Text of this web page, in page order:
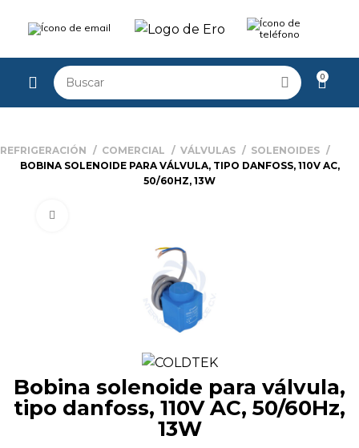
0
REFRIGERACIÓN COMERCIAL VÁLVULAS
SOLENOIDES
BOBINA SOLENOIDE PARA VÁLVULA, TIPO DANFOSS, 110V AC,
50/60HZ, 13W
Bobina solenoide para válvula,
tipo danfoss, 110V AC, 50/60Hz,
13W